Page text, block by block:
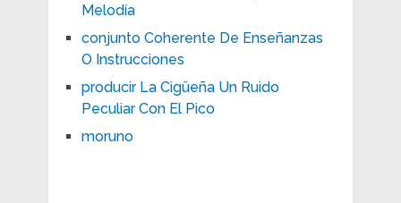
Melodía
conjunto Coherente De Enseñanzas
O Instrucciones
producir La Cigüeña Un Ruido
Peculiar Con El Pico
moruno